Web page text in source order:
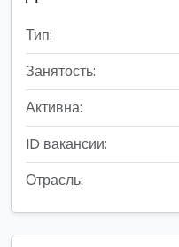
Тип:
Занятость:
Активна:
ID вакансии:
Отрасль: